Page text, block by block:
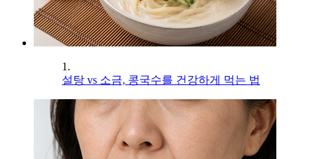
1.
설탕 vs 소금, 콩국수를 건강하게 먹는 법